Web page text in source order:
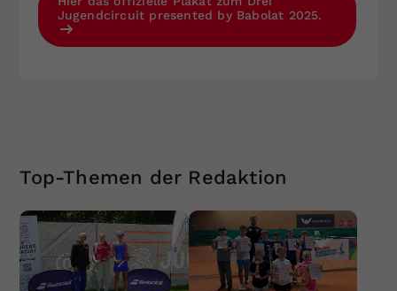
Jugendcircuit presented by Babolat 2025.
Top-Themen der Redaktion